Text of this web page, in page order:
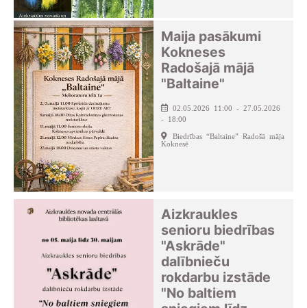
Maija pasākumi
Kokneses
Radošajā mājā
"Baltaine"
02.05.2026 11:00 - 27.05.2026
- 18:00
Biedrības “Baltaine” Radošā māja
Koknesē
Aizkraukles
senioru biedrības
"Askrāde"
dalībnieču
rokdarbu izstāde
"No baltiem